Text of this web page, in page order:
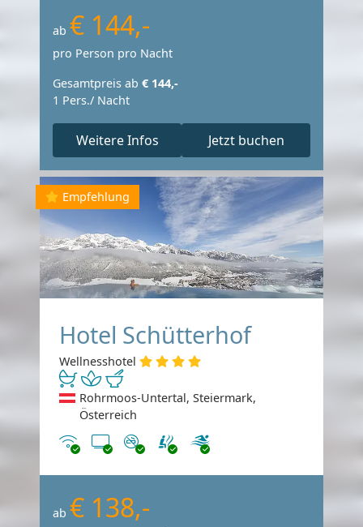
ab € 144,-
pro Person pro Nacht
Gesamtpreis ab € 144,-
1 Pers./ Nacht
Weitere Infos Jetzt buchen
Empfehlung
Hotel Schütterhof
Wellnesshotel
Rohrmoos-Untertal, Steiermark,
Österreich
Internet
TV Nichtraucher
ab € 138,-